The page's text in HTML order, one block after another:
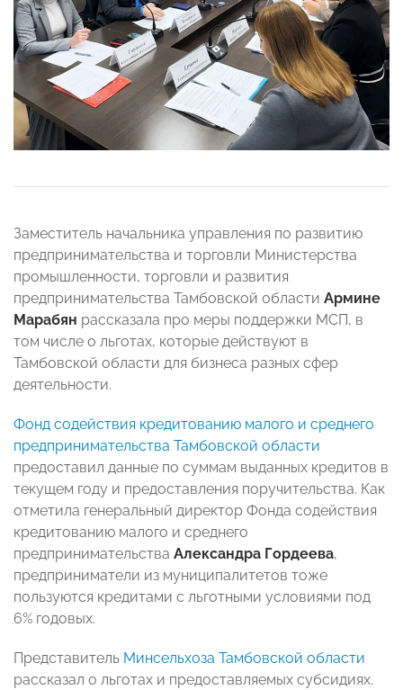
Заместитель начальника управления по развитию
предпринимательства и торговли Министерства
промышленности, торговли и развития
предпринимательства Тамбовской области Армине
Марабян рассказала про меры поддержки МСП, в
том числе о льготах, которые действуют в
Тамбовской области для бизнеса разных сфер
деятельности.
Фонд содействия кредитованию малого и среднего
предпринимательства Тамбовской области
предоставил данные по суммам выданных кредитов в
текущем году и предоставления поручительства. Как
отметила генеральный директор Фонда содействия
кредитованию малого и среднего
предпринимательства Александра Гордеева,
предприниматели из муниципалитетов тоже
пользуются кредитами с льготными условиями под
6% годовых.
Представитель Минсельхоза Тамбовской области
рассказал о льготах и предоставляемых субсидиях.